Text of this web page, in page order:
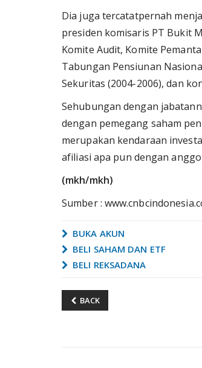
Dia juga tercatatpernah
presiden komisaris PT Bukit
Komite Audit, Komite
Tabungan Pensiunan
Sekuritas (2004-2006), dan
Sehubungan dengan
dengan pemegang saham
merupakan kendaraan
afiliasi apa pun dengan
(mkh/mkh)
Sumber :
BUKA AKUN
BELI SAHAM DAN ETF
BELI REKSADANA
BACK